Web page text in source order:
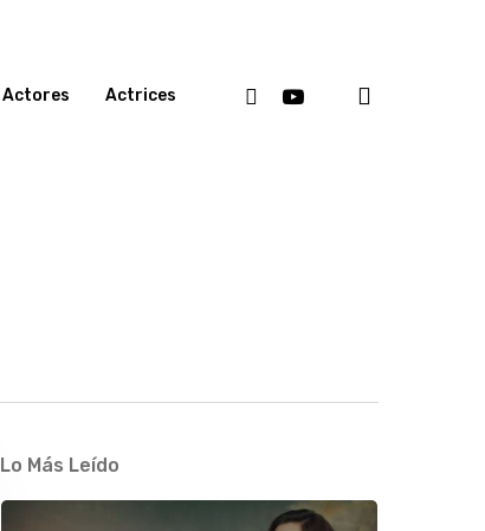
Actores Actrices FacebookYoutube
Lo Más Leído